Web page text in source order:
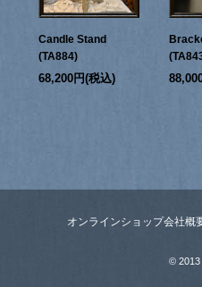
Candle Stand
(TA884)
68,200円(税込)
オンラインショップ会社概
© 2013